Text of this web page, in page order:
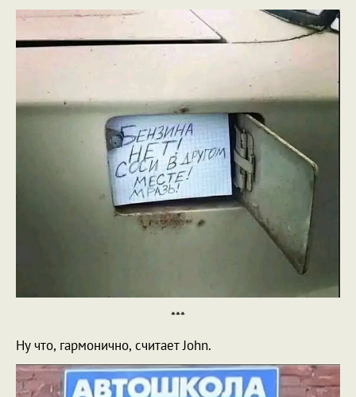
***
Ну что, гармонично, считает John.